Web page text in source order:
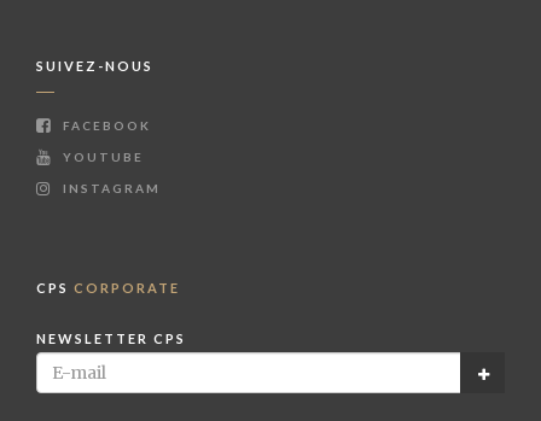
SUIVEZ-NOUS
FACEBOOK
YOUTUBE
INSTAGRAM
CPS CORPORATE
NEWSLETTER CPS